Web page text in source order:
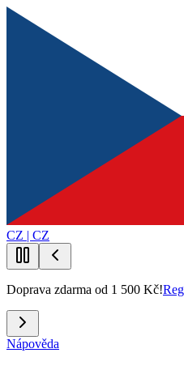
CZ | CZ
Doprava zdarma od 1 500 Kč!
Nápověda